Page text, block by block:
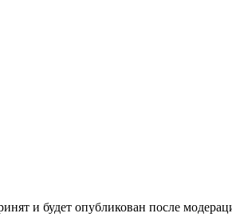
и будет опубликован после